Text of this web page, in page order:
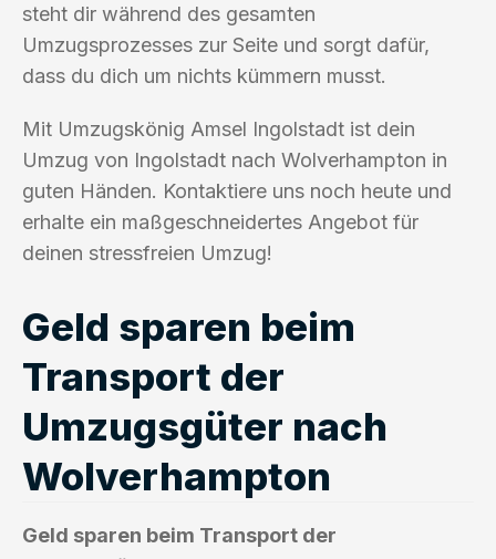
steht dir während des gesamten
Umzugsprozesses zur Seite und sorgt dafür,
dass du dich um nichts kümmern musst.
Mit Umzugskönig Amsel Ingolstadt ist dein
Umzug von Ingolstadt nach Wolverhampton in
guten Händen. Kontaktiere uns noch heute und
erhalte ein maßgeschneidertes Angebot für
deinen stressfreien Umzug!
Geld sparen beim
Transport der
Umzugsgüter nach
Wolverhampton
Geld sparen beim Transport der